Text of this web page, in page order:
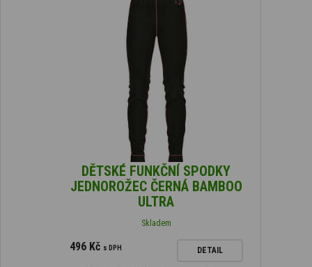
DĚTSKÉ FUNKČNÍ SPODKY
JEDNOROŽEC ČERNÁ BAMBOO
ULTRA
Skladem
496 Kč s DPH DETAIL